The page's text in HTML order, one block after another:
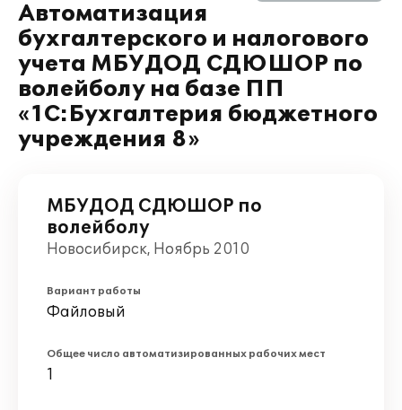
Автоматизация
бухгалтерского и налогового
учета МБУДОД СДЮШОР по
волейболу на базе ПП
«1С:Бухгалтерия бюджетного
учреждения 8»
МБУДОД СДЮШОР по
волейболу
Новосибирск, Ноябрь 2010
Вариант работы
Файловый
Общее число автоматизированных рабочих мест
1